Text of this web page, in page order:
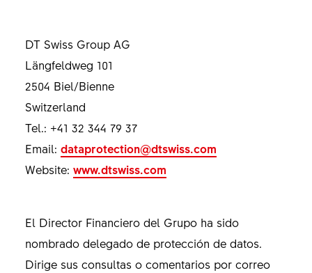
DT Swiss Group AG
Längfeldweg 101
2504 Biel/Bienne
Switzerland
Tel.: +41 32 344 79 37
Email: dataprotection@dtswiss.com
Website: www.dtswiss.com
El Director Financiero del Grupo ha sido
nombrado delegado de protección de datos.
Dirige sus consultas o comentarios por correo